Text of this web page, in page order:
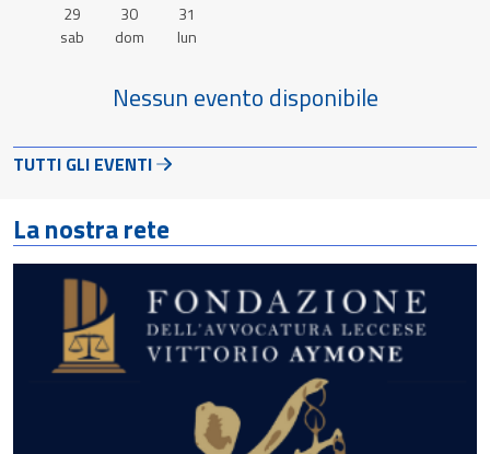
29
sab
30
dom
31
lun
Nessun evento disponibile
TUTTI GLI EVENTI
La nostra rete